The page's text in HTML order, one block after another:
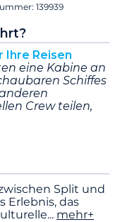
139939
Ihre Reisen
eine Kabine an
Schiffes
Crew teilen,
Split und
Erlebnis, das
... mehr+